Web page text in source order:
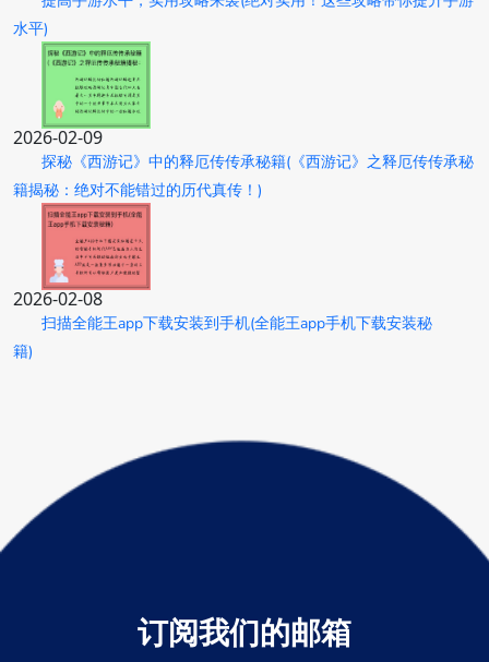
水平)
2026-02-09
探秘《西游记》中的释厄传传承秘籍(《西游记》之释厄传传承秘
籍揭秘：绝对不能错过的历代真传！)
2026-02-08
扫描全能王app下载安装到手机(全能王app手机下载安装秘
籍)
订阅我们的邮箱